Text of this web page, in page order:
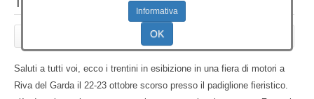
Informativa
OK
Creato: Venerdì, 04 Novembre 2005 10:32
Saluti a tutti voi, ecco i trentini in esibizione in una fiera di motori a
Riva del Garda il 22-23 ottobre scorso presso il padiglione fieristico.